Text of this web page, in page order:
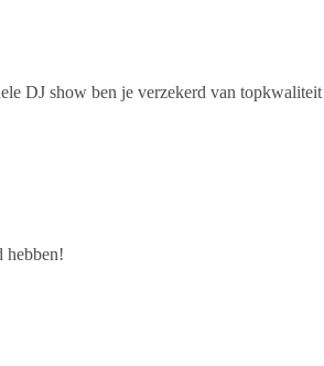
DJ show ben je verzekerd van
hebben!